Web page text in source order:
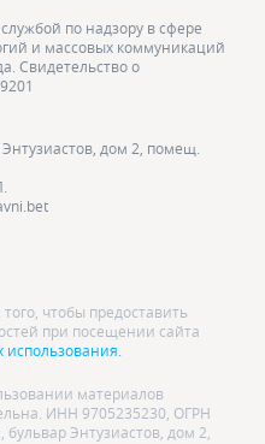
по надзору в сфере
и массовых коммуникаций
Свидетельство о
дом 2, помещ.
чтобы предоставить
при посещении сайта
материалов
ИНН 9705235230, ОГРН
Энтузиастов, дом 2,